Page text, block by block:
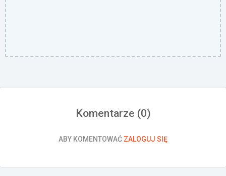
Komentarze (0)
ABY KOMENTOWAĆ ZALOGUJ SIĘ